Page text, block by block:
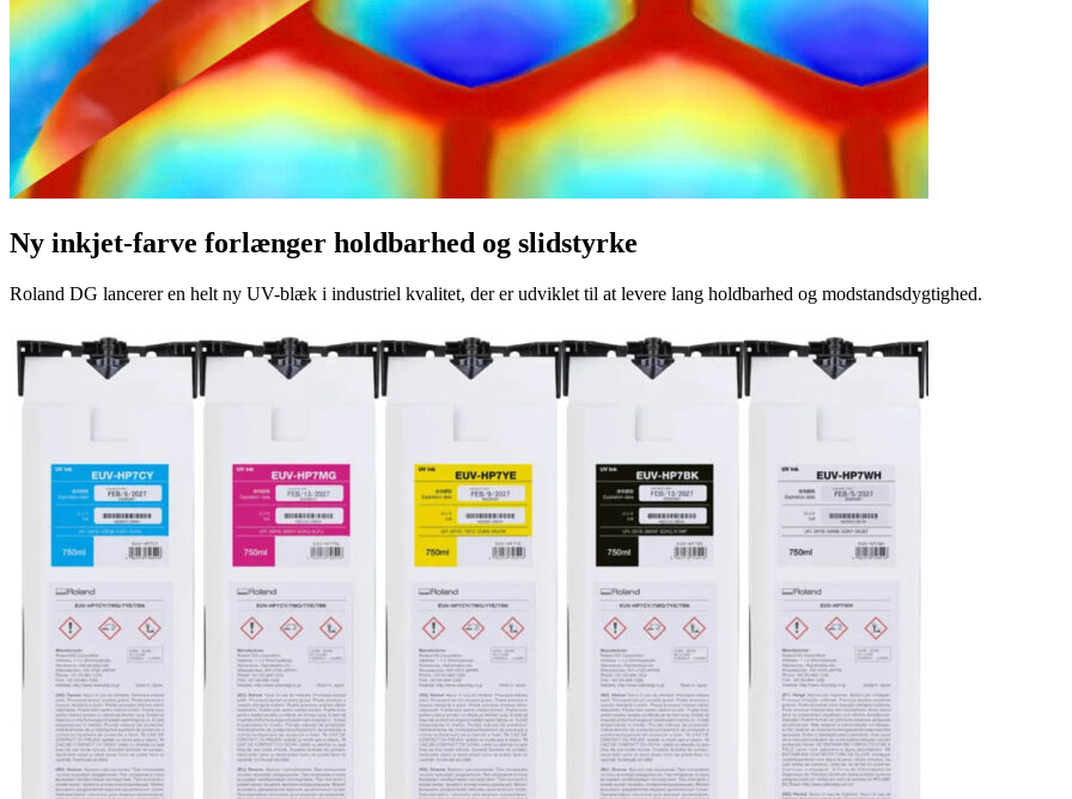
Ny inkjet-farve forlænger holdbarhed og slidstyrke
Roland DG lancerer en helt ny UV-blæk i industriel kvalitet, der er udviklet til at levere lang holdbarhed og modstandsdygtighed.